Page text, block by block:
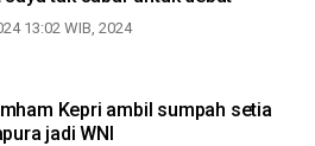
13:02 WIB, 2024
Kepri ambil sumpah setia
jadi WNI